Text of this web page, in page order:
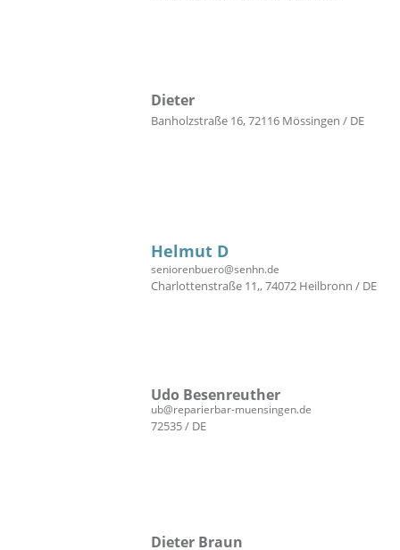
Dieter
Banholzstraße 16, 72116 Mössingen / DE
Helmut D
seniorenbuero@senhn.de
Charlottenstraße 11,, 74072 Heilbronn / DE
Udo Besenreuther
ub@reparierbar-muensingen.de
72535 / DE
Dieter Braun